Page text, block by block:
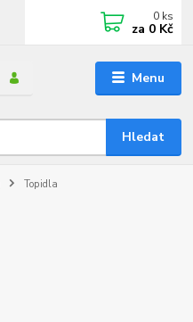
Menu
Hledat
0 ks
za 0 Kč
Topidla